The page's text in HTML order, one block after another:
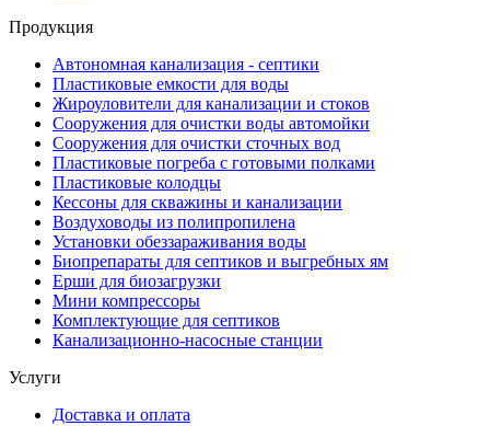
Продукция
Автономная канализация - септики
Пластиковые емкости для воды
Жироуловители для канализации и стоков
Сооружения для очистки воды автомойки
Сооружения для очистки сточных вод
Пластиковые погреба с готовыми полками
Пластиковые колодцы
Кессоны для скважины и канализации
Воздуховоды из полипропилена
Установки обеззараживания воды
Биопрепараты для септиков и выгребных ям
Ерши для биозагрузки
Мини компрессоры
Комплектующие для септиков
Канализационно-насосные станции
Услуги
Доставка и оплата